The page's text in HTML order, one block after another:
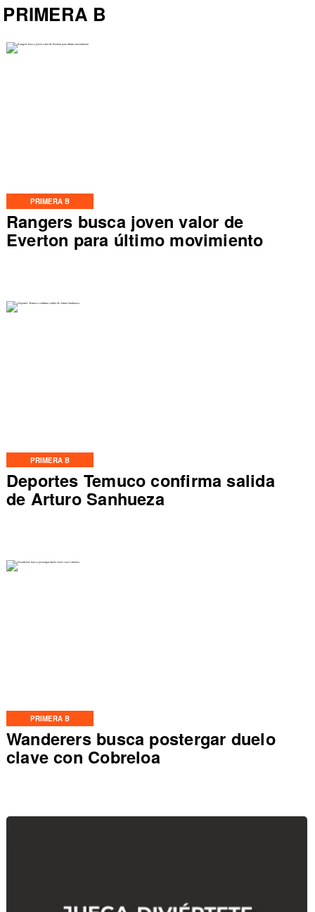
PRIMERA B
Rangers busca joven valor de
Everton para último movimiento
PRIMERA B
Deportes Temuco confirma salida
de Arturo Sanhueza
PRIMERA B
Wanderers busca postergar duelo
clave con Cobreloa
PRIMERA B